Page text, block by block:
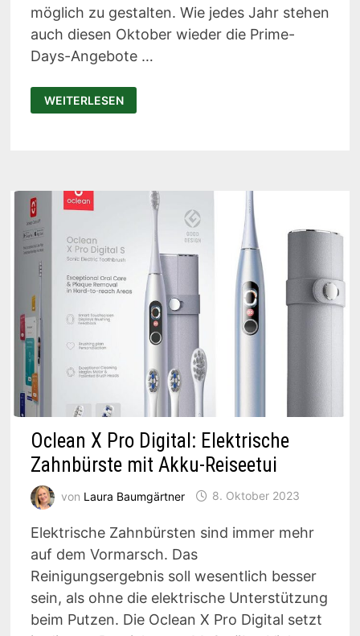
möglich zu gestalten. Wie jedes Jahr stehen
auch diesen Oktober wieder die Prime-
Days-Angebote …
TINECO
PRIME
DAY
WEITERLESEN
Oclean X Pro Digital: Elektrische
Zahnbürste mit Akku-Reiseetui
von Laura Baumgärtner 8. Oktober 2023
Elektrische Zahnbürsten sind immer mehr
auf dem Vormarsch. Das
Reinigungsergebnis soll wesentlich besser
sein, als ohne die elektrische Unterstützung
beim Putzen. Die Oclean X Pro Digital setzt